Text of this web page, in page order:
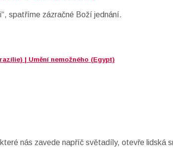
spatříme zázračné Boží jednání.
| Umění nemožného (Egypt)
nás zavede napříč světadíly, otevře lidská